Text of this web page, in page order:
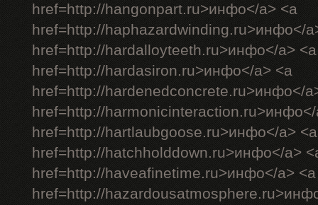
href=http://hangonpart.ru>инфо</a> <a
href=http://haphazardwinding.ru>инфо</
href=http://hardalloyteeth.ru>инфо</a> <a
href=http://hardasiron.ru>инфо</a> <a
href=http://hardenedconcrete.ru>инфо</
href=http://
href=http://hartlaubgoose.ru>инфо</a> <a
href=http://hatchholddown.ru>инфо</a>
href=http://haveafinetime.ru>инфо</a> <a
href=http://